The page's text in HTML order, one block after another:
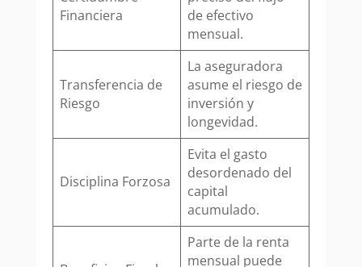
Financiera
de efectivo
mensual.
Transferencia de
Riesgo
La aseguradora
asume el riesgo de
inversión y
longevidad.
Disciplina Forzosa
Evita el gasto
desordenado del
capital
acumulado.
Parte de la renta
mensual puede